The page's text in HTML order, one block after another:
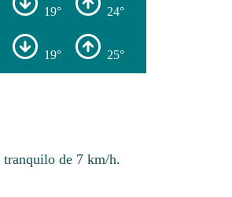
19° 24°
19° 25°
tranquilo de 7 km/h.